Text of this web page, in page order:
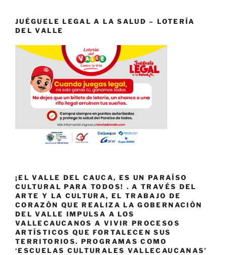
JUÉGUELE LEGAL A LA SALUD – LOTERÍA
DEL VALLE
¡EL VALLE DEL CAUCA, ES UN PARAÍSO
CULTURAL PARA TODOS! . A TRAVÉS DEL
ARTE Y LA CULTURA, EL TRABAJO DE
CORAZÓN QUE REALIZA LA GOBERNACIÓN
DEL VALLE IMPULSA A LOS
VALLECAUCANOS A VIVIR PROCESOS
ARTÍSTICOS QUE FORTALECEN SUS
TERRITORIOS. PROGRAMAS COMO
‘ESCUELAS CULTURALES VALLECAUCANAS’